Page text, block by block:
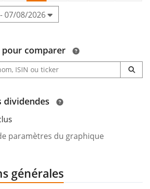
07/08/2026
pour comparer
dividendes
paramètres du graphique
générales